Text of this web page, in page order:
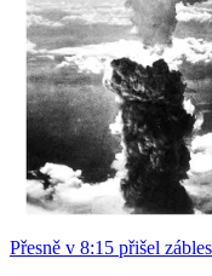
Přesně v 8:15 přišel